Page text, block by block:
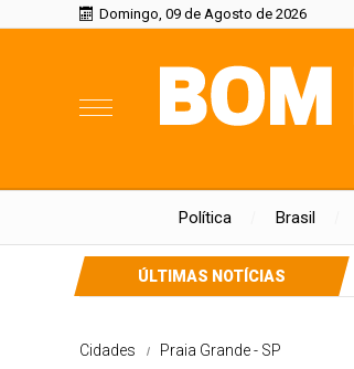
Domingo, 09 de Agosto de 2026
Política Brasil
ÚLTIMAS NOTÍCIAS
Cidades Praia Grande - SP